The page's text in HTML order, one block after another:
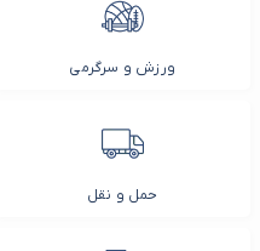
ورزش و سرگرمی
حمل و نقل